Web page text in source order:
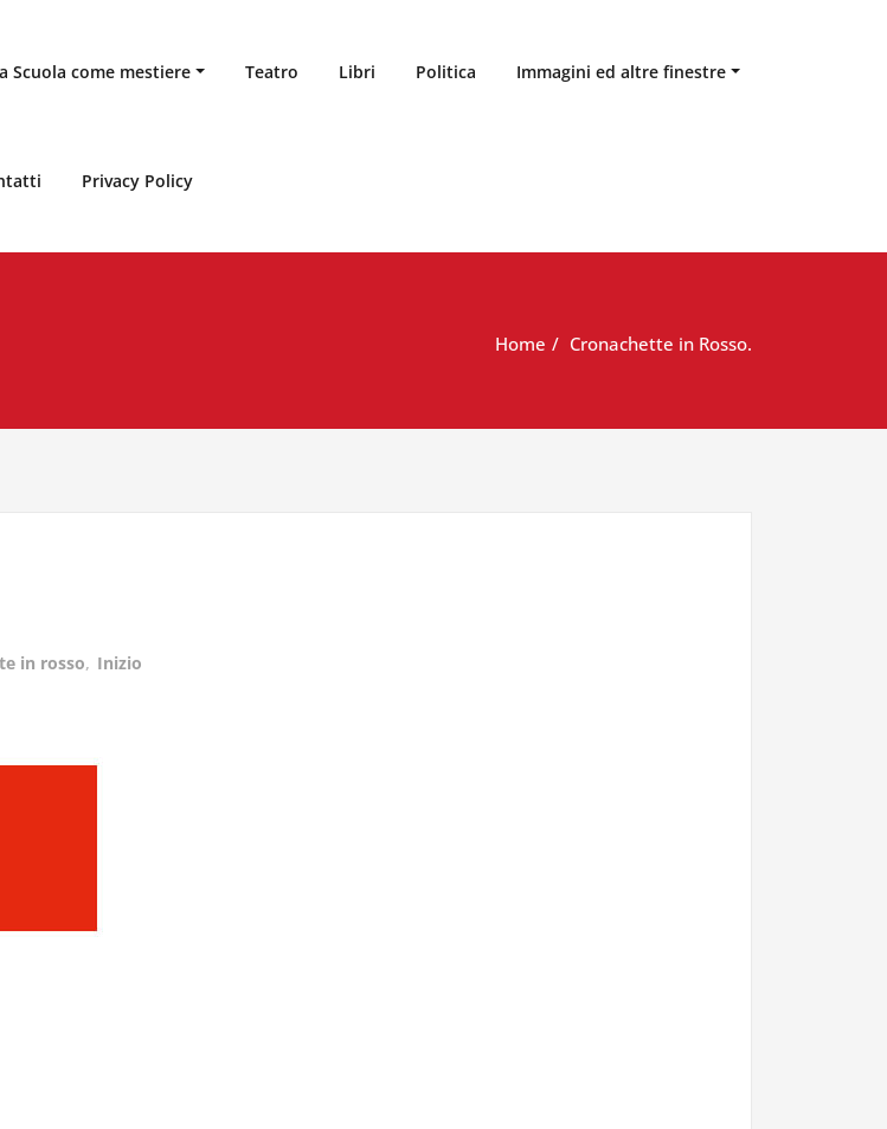
Scuola come mestiere Teatro Libri Politica Immagini ed altre finestre
Privacy Policy
Home Cronachette in Rosso.
in rosso, Inizio